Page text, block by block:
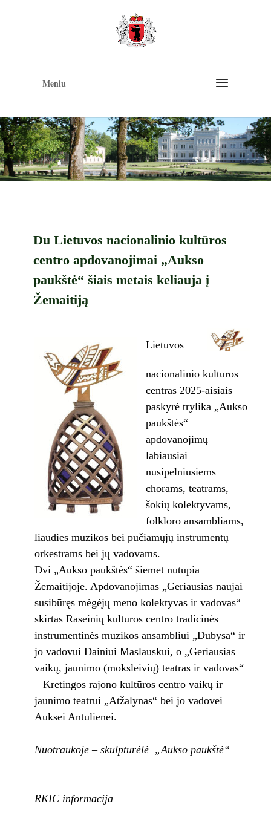
Meniu
Du Lietuvos nacionalinio kultūros
centro apdovanojimai „Aukso
paukštė“ šiais metais keliauja į
Žemaitiją
Lietuvos
nacionalinio kultūros
centras 2025-aisiais
paskyrė trylika „Aukso
paukštės“
apdovanojimų
labiausiai
nusipelniusiems
chorams, teatrams,
šokių kolektyvams,
folkloro ansambliams,
liaudies muzikos bei pučiamųjų instrumentų
orkestrams bei jų vadovams.
Dvi „Aukso paukštės“ šiemet nutūpia
Žemaitijoje. Apdovanojimas „Geriausias naujai
susibūręs mėgėjų meno kolektyvas ir vadovas“
skirtas Raseinių kultūros centro tradicinės
instrumentinės muzikos ansambliui „Dubysa“ ir
jo vadovui Dainiui Maslauskui, o „Geriausias
vaikų, jaunimo (moksleivių) teatras ir vadovas“
– Kretingos rajono kultūros centro vaikų ir
jaunimo teatrui „Atžalynas“ bei jo vadovei
Auksei Antulienei.
Nuotraukoje – skulptūrėlė „Aukso paukštė“
RKIC informacija